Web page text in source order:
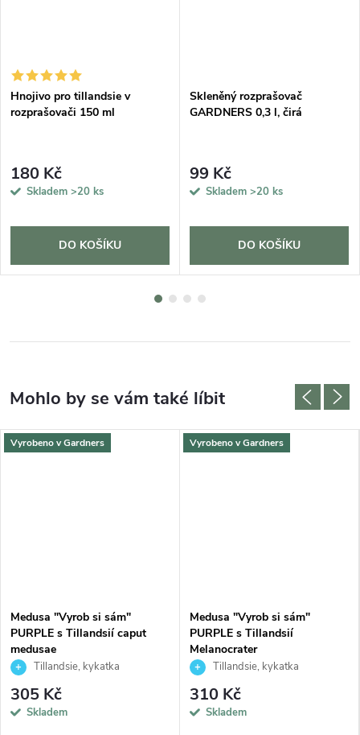
Hnojivo pro tillandsie v
rozprašovači 150 ml
180 Kč
Skladem >20 ks
DO KOŠÍKU
Skleněný rozprašovač
GARDNERS 0,3 l, čirá
99 Kč
Skladem >20 ks
DO KOŠÍKU
Vyrobeno v Gardners
Medusa "Vyrob si sám"
PURPLE s Tillandsií caput
medusae
Tillandsie, kykatka
305 Kč
Skladem
Vyrobeno v Gardners
Medusa "Vyrob si sám"
PURPLE s Tillandsií
Melanocrater
Tillandsie, kykatka
310 Kč
Skladem